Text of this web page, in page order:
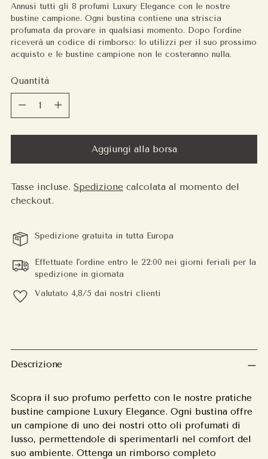
Annusi tutti gli 8 profumi Luxury Elegance con le nostre
bustine campione. Ogni bustina contiene una striscia
profumata da provare in qualsiasi momento. Dopo l'ordine
riceverà un codice di rimborso: lo utilizzi per il suo prossimo
acquisto e le bustine campione non le costeranno nulla.
Quantità
Aggiungi alla borsa
Tasse incluse. Spedizione calcolata al momento del
checkout.
Spedizione gratuita in tutta Europa
Effettuate l'ordine entro le 22:00 nei giorni feriali per la
spedizione in giornata
Valutato 4,8/5 dai nostri clienti
prodotto
Descrizione
Scopra il suo profumo perfetto con le nostre pratiche
bustine campione Luxury Elegance. Ogni bustina offre
un campione di uno dei nostri otto oli profumati di
lusso, permettendole di sperimentarli nel comfort del
suo ambiente. Ottenga un rimborso completo